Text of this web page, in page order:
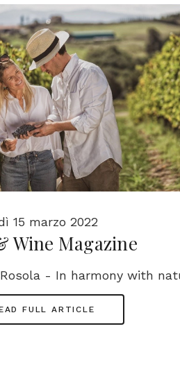
15 marzo 2022
Wine Magazine
- In harmony with
FULL ARTICLE